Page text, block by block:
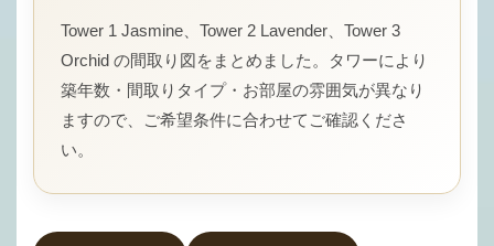
Tower 1 Jasmine、Tower 2 Lavender、Tower 3
Orchid の間取り図をまとめました。タワーにより
築年数・間取りタイプ・お部屋の雰囲気が異なり
ますので、ご希望条件に合わせてご確認くださ
い。